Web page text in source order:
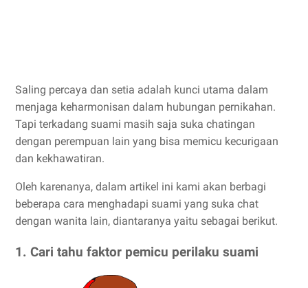
Saling percaya dan setia adalah kunci utama dalam
menjaga keharmonisan dalam hubungan pernikahan.
Tapi terkadang suami masih saja suka chatingan
dengan perempuan lain yang bisa memicu kecurigaan
dan kekhawatiran.
Oleh karenanya, dalam artikel ini kami akan berbagi
beberapa cara menghadapi suami yang suka chat
dengan wanita lain, diantaranya yaitu sebagai berikut.
1. Cari tahu faktor pemicu perilaku suami